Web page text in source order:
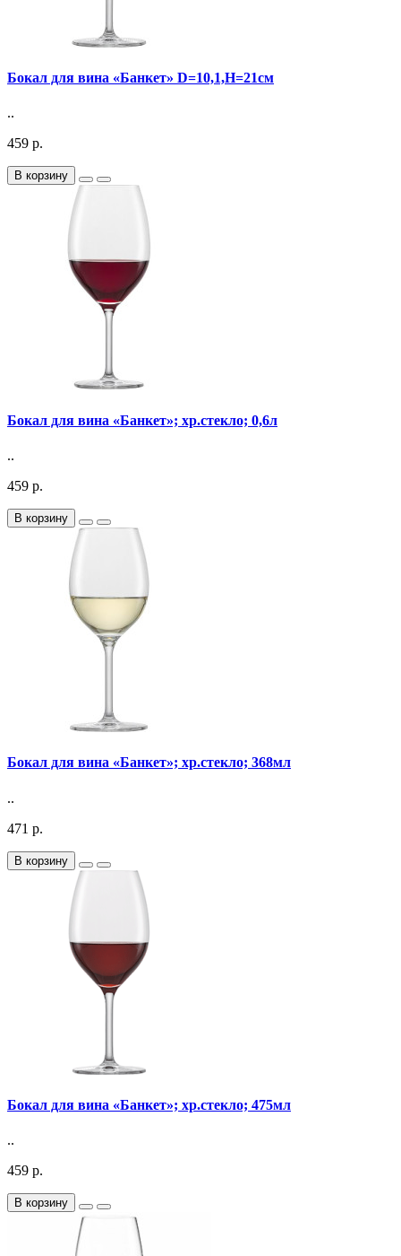
Бокал для вина «Банкет» D=10,1,H=21см
..
459 р.
В корзину
Бокал для вина «Банкет»; хр.стекло; 0,6л
..
459 р.
В корзину
Бокал для вина «Банкет»; хр.стекло; 368мл
..
471 р.
В корзину
Бокал для вина «Банкет»; хр.стекло; 475мл
..
459 р.
В корзину